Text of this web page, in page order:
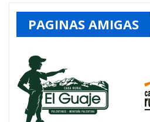
PAGINAS AMIGAS